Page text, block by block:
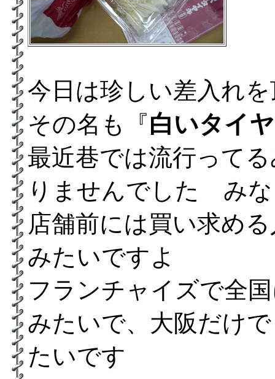
今日は珍しい差入れ
その名も『白いタイ
最近巷では流行って
りませんでした み
店舗前には買い求め
みたいですよ
フランチャイズで全
みたいで、大阪だけ
たいです